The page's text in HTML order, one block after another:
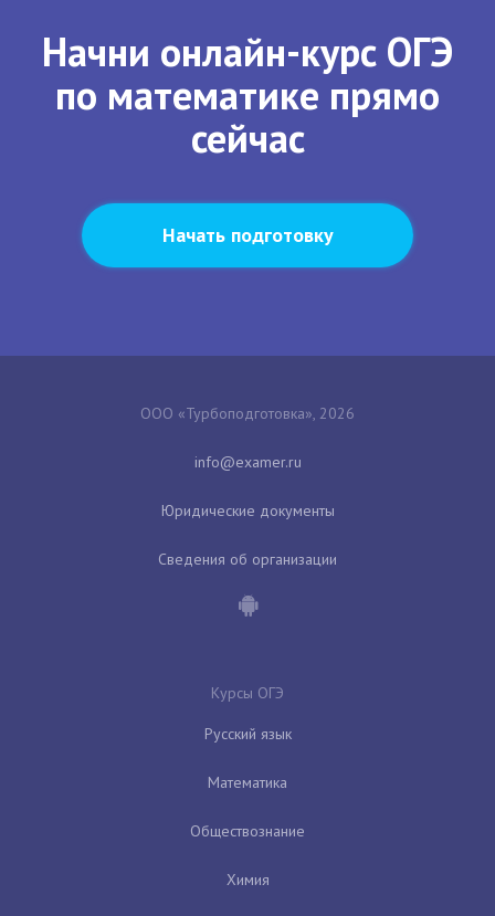
Начни онлайн-курс ОГЭ
по математике прямо
сейчас
Начать подготовку
ООО «Турбоподготовка», 2026
Юридические документы
Сведения об организации
Курсы ОГЭ
Русский язык
Математика
Обществознание
Химия